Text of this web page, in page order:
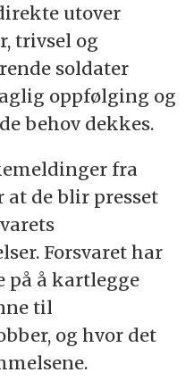
utover
trivsel og
soldater
oppfølging og
behov dekkes.
fra
at de blir presset
Forsvaret har
på å kartlegge
til
og hvor det